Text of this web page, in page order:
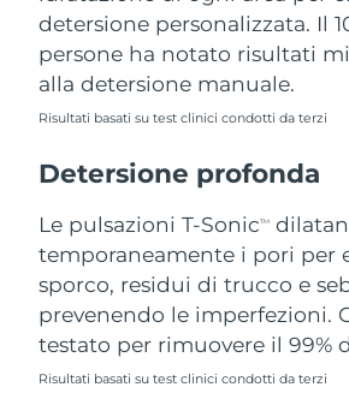
detersione personalizzata. Il
persone ha notato risultati
alla detersione manuale.
Risultati basati su test clinici condotti da terzi
Detersione profonda
Le pulsazioni T-SonicTM
temporaneamente i pori per
sporco, residui di trucco e
prevenendo le imperfezioni.
testato per rimuovere il 99%
Risultati basati su test clinici condotti da terzi
Filippine
Polonia
Qatar
Riunione
Romania